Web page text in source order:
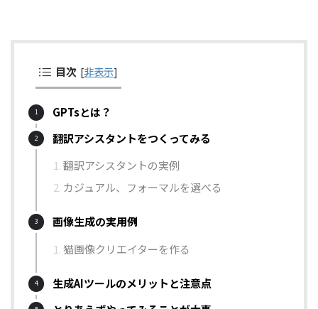
目次 [非表示]
GPTsとは？
翻訳アシスタントをつくってみる
翻訳アシスタントの実例
カジュアル、フォーマルを選べる
画像生成の実用例
猫画像クリエイターを作る
生成AIツールのメリットと注意点